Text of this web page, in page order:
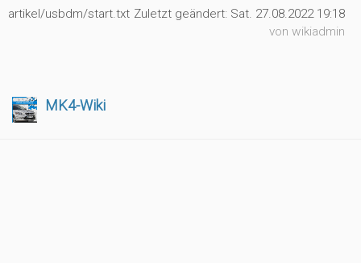
artikel/usbdm/start.txt Zuletzt geändert: Sat. 27.08.2022 19:18
von wikiadmin
MK4-Wiki